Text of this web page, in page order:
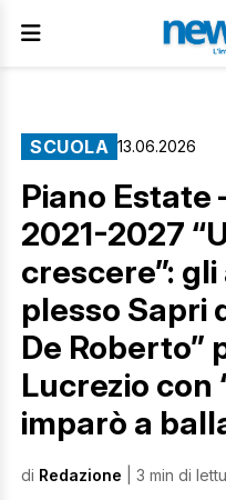
SCUOLA 13.06.2026
Piano Estate
2021-2027
crescere”:
plesso Sapri
De Roberto”
Lucrezio con
imparò a
di Redazione | 3 min di